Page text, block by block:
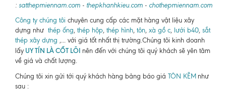
: satthepmiennam.com - thepkhanhkieu.com - chothepmiennam.com
Công ty chúng tôi chuyên cung cấp các mặt hàng vật liệu xây
dựng như thép ống, thép hộp, thép hình, tôn, xà gồ c, lưới b40, sắt
thép xây dựng ,... với giá tốt nhất thị trường.Chúng tôi kinh doanh
lấy UY TÍN LÀ CỐT LÕI nên đến với chúng tôi quý khách sẽ yên tâm
về giá và chất lượng.
Chúng tôi xin gửi tới quý khách hàng bảng báo giá TÔN KẼM như
sau :